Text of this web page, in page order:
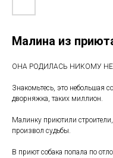
Малина из
ОНА РОДИЛАСЬ НИКОМУ
Знакомьтесь, это небольшая
дворняжка, таких миллион.
Малинку приютили строители,
произвол судьбы.
В приют собака попала по